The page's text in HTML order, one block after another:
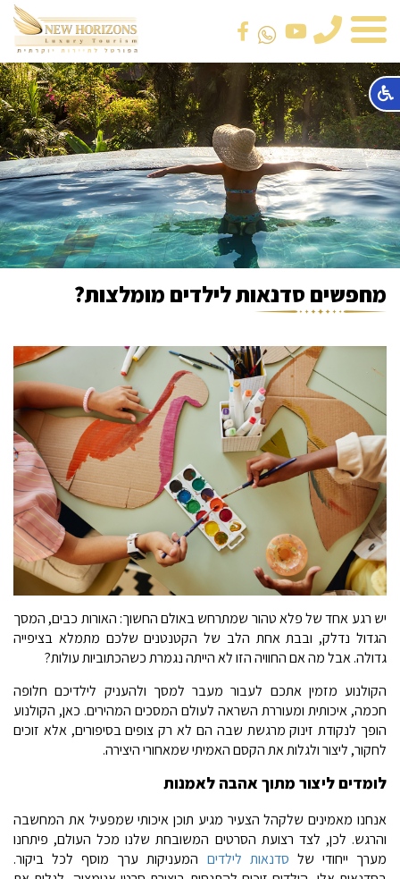
טלפון
מחפשים סדנאות לילדים מומלצות?
יש רגע אחד של פלא טהור שמתרחש באולם החשוך: האורות כבים, המסך
הגדול נדלק, ובבת אחת הלב של הקטנטנים שלכם מתמלא בציפייה
גדולה. אבל מה אם החוויה הזו לא הייתה נגמרת כשהכתוביות עולות?
הקולנוע מזמין אתכם לעבור מעבר למסך ולהעניק לילדיכם חלופה
חכמה, איכותית ומעוררת השראה לעולם המסכים המהירים. כאן, הקולנוע
הופך לנקודת זינוק מרגשת שבה הם לא רק צופים בסיפורים, אלא זוכים
לחקור, ליצור ולגלות את הקסם האמיתי שמאחורי היצירה.
לומדים ליצור מתוך אהבה לאמנות
אנחנו מאמינים שלקהל הצעיר מגיע תוכן איכותי שמפעיל את המחשבה
והרגש. לכן, לצד רצועת הסרטים המשובחת שלנו מכל העולם, פיתחנו
מערך ייחודי של סדנאות לילדים המעניקות ערך מוסף לכל ביקור.